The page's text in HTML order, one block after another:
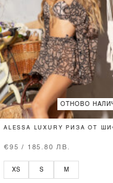
ОТНОВО
ALESSA LUXURY РИЗА ОТ
€95 / 185.80 ЛВ.
XS S M